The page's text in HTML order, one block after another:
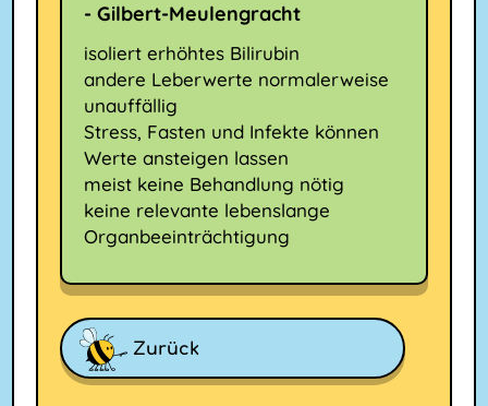
- Gilbert-Meulengracht
isoliert erhöhtes Bilirubin
andere Leberwerte normalerweise
unauffällig
Stress, Fasten und Infekte können
Werte ansteigen lassen
meist keine Behandlung nötig
keine relevante lebenslange
Organbeeinträchtigung
Zurück